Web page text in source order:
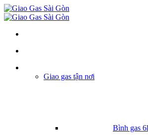
Giao gas tận nơi
Bình gas